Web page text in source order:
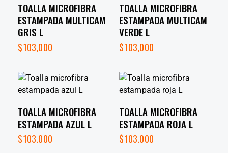
TOALLA MICROFIBRA
ESTAMPADA MULTICAM
GRIS L
$103,000
TOALLA MICROFIBRA
ESTAMPADA MULTICAM
VERDE L
$103,000
TOALLA MICROFIBRA
ESTAMPADA AZUL L
$103,000
TOALLA MICROFIBRA
ESTAMPADA ROJA L
$103,000